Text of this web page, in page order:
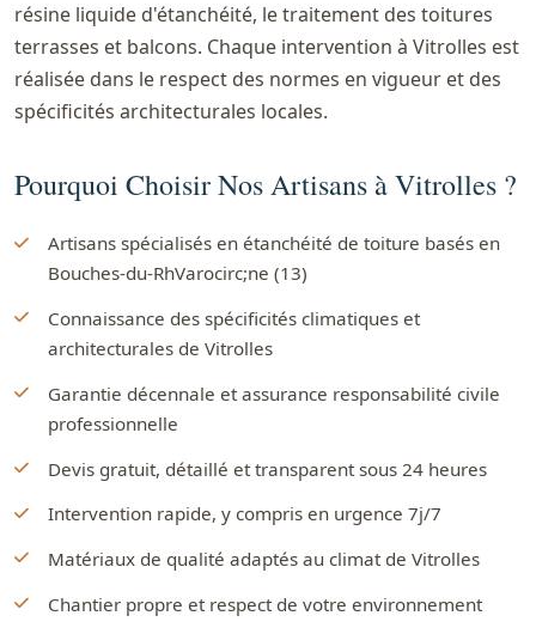
résine liquide d'étanchéité, le traitement des toitures
terrasses et balcons. Chaque intervention à Vitrolles est
réalisée dans le respect des normes en vigueur et des
spécificités architecturales locales.
Pourquoi Choisir Nos Artisans à Vitrolles ?
Artisans spécialisés en étanchéité de toiture basés en
Bouches-du-RhVarocirc;ne (13)
Connaissance des spécificités climatiques et
architecturales de Vitrolles
Garantie décennale et assurance responsabilité civile
professionnelle
Devis gratuit, détaillé et transparent sous 24 heures
Intervention rapide, y compris en urgence 7j/7
Matériaux de qualité adaptés au climat de Vitrolles
Chantier propre et respect de votre environnement